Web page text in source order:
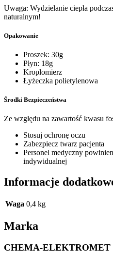
Uwaga: Wydzielanie ciepła
naturalnym!
Opakowanie
Proszek: 30g
Płyn: 18g
Kroplomierz
Łyżeczka polietylenowa
Środki Bezpieczeństwa
Ze względu na zawartość kwasu
Stosuj ochronę oczu
Zabezpiecz twarz pacjenta
Personel medyczny
indywidualnej
Informacje
Waga 0,4 kg
Marka
CHEMA-ELEKTROMET